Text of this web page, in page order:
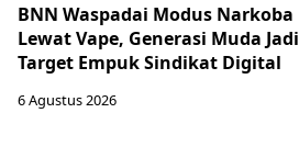
BNN Waspadai Modus Narkoba
Lewat Vape, Generasi Muda Jadi
Target Empuk Sindikat Digital
6 Agustus 2026